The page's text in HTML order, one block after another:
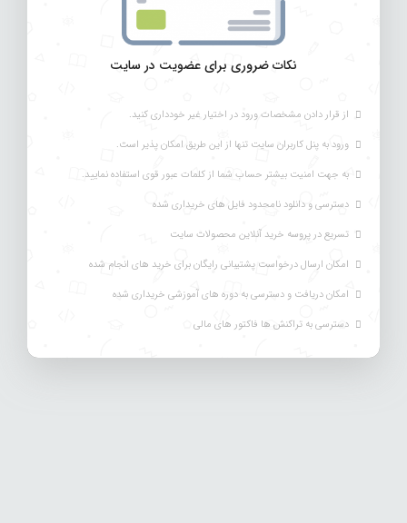
نکات ضروری برای عضویت در سایت
از قرار دادن مشخصات ورود در اختیار غیر خودداری کنید.
ورود به پنل کاربران سایت تنها از این طریق امکان پذیر است.
به جهت امنیت بیشتر حساب شما از کلمات عبور قوی استفاده نمایید.
دسترسی و دانلود نامحدود فایل های خریداری شده
تسریع در پروسه خرید آنلاین محصولات سایت
امکان ارسال درخواست پشتیبانی رایگان برای خرید های انجام شده
امکان دریافت و دسترسی به دوره های آموزشی خریداری شده
دسترسی به تراکنش ها فاکتور های مالی